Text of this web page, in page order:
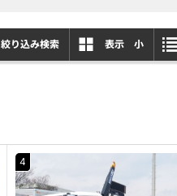
絞り込み検索 表示 小
4